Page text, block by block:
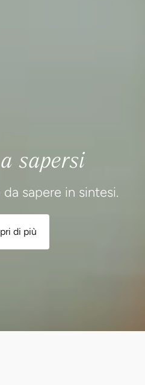
sapersi
sapere in sintesi.
di più